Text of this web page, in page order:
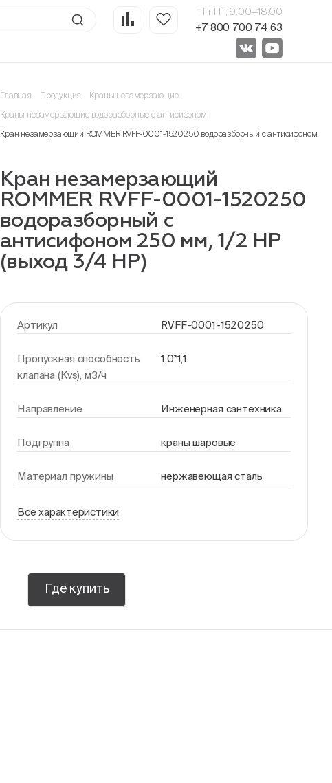
Пн-Пт, 9:00—18:00
+7 800 700 74 63
Главная Продукция Краны незамерзающие
Краны незамерзающие водоразборные с антисифоном
Кран незамерзающий ROMMER RVFF-0001-1520250 водоразборный с антисифоном
Кран незамерзающий
ROMMER RVFF-0001-1520250
водоразборный с
антисифоном 250 мм, 1/2 НР
(выход 3/4 НР)
Артикул RVFF-0001-1520250
Пропускная способность
клапана (Kvs), м3/ч
1,0*1,1
Направление Инженерная сантехника
Подгруппа краны шаровые
Материал пружины нержавеющая сталь
Все характеристики
Где купить